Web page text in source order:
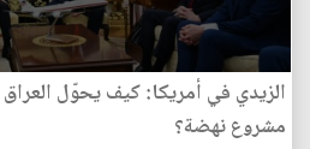
الزيدي في أمريكا: كيف يحوّل العراق
مشروع نهضة؟